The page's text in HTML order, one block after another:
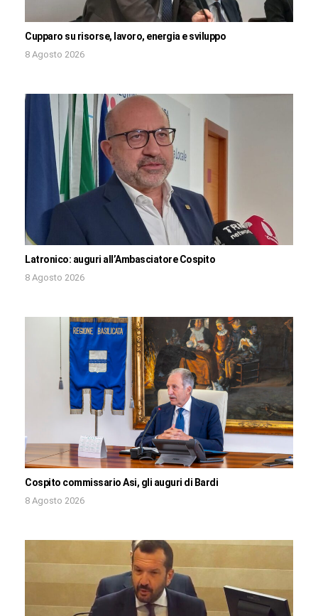
Cupparo su risorse, lavoro, energia e sviluppo
8 Agosto 2026
Latronico: auguri all’Ambasciatore Cospito
8 Agosto 2026
Cospito commissario Asi, gli auguri di Bardi
8 Agosto 2026